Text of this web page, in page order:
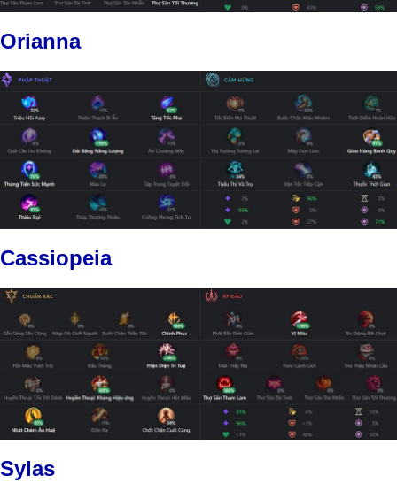
Orianna
Cassiopeia
Sylas